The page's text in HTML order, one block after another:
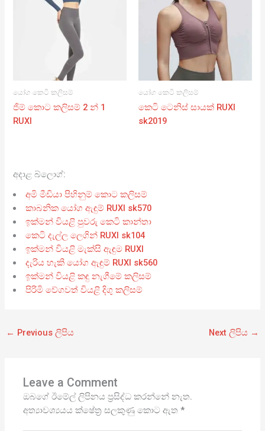
යෝග කෙටි කලිසම්
ජිම් කොට කලිසම් 2 න් 1
RUXI
යෝග කෙටි කලිසම්
කෙටි ටෙනිස් සායක් RUXI
sk2019
අදාළ බ්ලොග්:
අමි මීඩියා පිහිනුම් කොට කලිසම්
කාබනික යෝග ඇඳුම් RUXI sk570
ඉක්මන් වියළි පුවරු කෙටි කාන්තා
කෙටි දැල්ල ලෙගින් RUXI sk104
ඉක්මන් වියළි මැක්සි ඇඳුම RUXI
දැරිය හැකි යෝග ඇඳුම් RUXI sk560
ඉක්මන් වියළි කඳු නැගීමේ කලිසම්
පිරිමි වේගවත් වියළි දිගු කලිසම්
← Previous ලිපිය Next ලිපිය →
Leave a Comment
ඔබගේ ඊමේල් ලිපිනය ප්‍රසිද්ධ කරන්නේ නැත.
අත්‍යාවශ්‍යයය ක්ෂේත්‍ර සලකුණු කොට ඇත*